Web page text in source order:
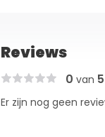
Reviews
0 van 5
Er zijn nog geen